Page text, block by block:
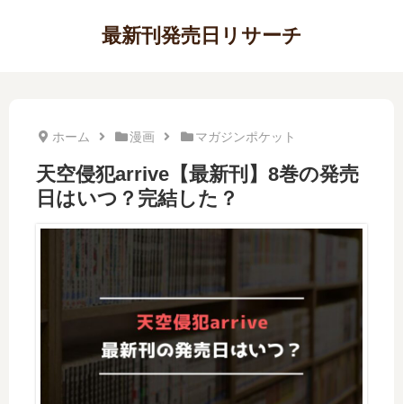
最新刊発売日リサーチ
ホーム 漫画 マガジンポケット
天空侵犯arrive【最新刊】8巻の発売
日はいつ？完結した？